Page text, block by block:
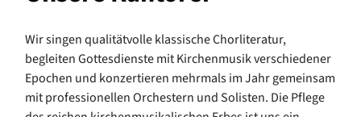
Wir singen qualitätvolle klassische Chorliteratur,
begleiten Gottesdienste mit Kirchenmusik verschiedener
Epochen und konzertieren mehrmals im Jahr gemeinsam
mit professionellen Orchestern und Solisten. Die Pflege